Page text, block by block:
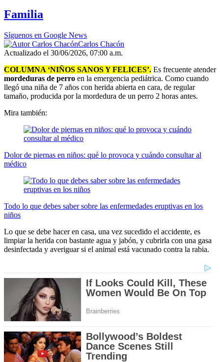
Familia
Síguenos en Google News
Carlos Chacón
Actualizado el 30/06/2026, 07:00 a.m.
COLUMNA ‘NIÑOS SANOS Y FELICES’. Es frecuente atender
mordeduras de perro en la emergencia pediátrica. Como cuando
llegó una niña de 7 años con herida abierta en cara, de regular
tamaño, producida por la mordedura de un perro 2 horas antes.
Mira también:
Dolor de piernas en niños: qué lo provoca y cuándo consultar al
médico
Todo lo que debes saber sobre las enfermedades eruptivas en los
niños
Lo que se debe hacer en casa, una vez sucedido el accidente, es
limpiar la herida con bastante agua y jabón, y cubrirla con una gasa
desinfectada y averiguar si el animal está vacunado contra la rabia.